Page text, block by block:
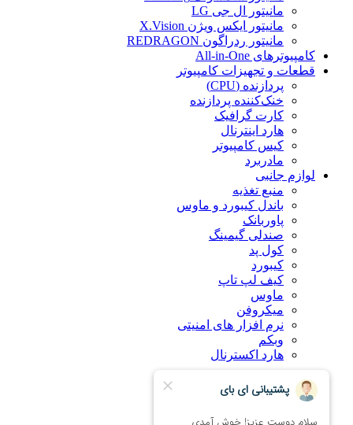
مانیتور ال جی LG
مانیتور ایکس ویژن X.Vision
مانیتور ردراگون REDRAGON
کامپیوترهای All-in-One
قطعات و تجهیزات کامپیوتر
پردازنده (CPU)
خنک‌کننده پردازنده
کارت گرافیک
هارد اینترنال
کیس کامپیوتر
مادربرد
لوازم جانبی
منبع تغذیه
باندل کیبورد و ماوس
پاوربانک
صندلی گیمینگ
کول پد
کیبورد
کیف لپ تاپ
ماوس
میکروفن
نرم افزار های امنیتی
وبکم
هارد اکسترنال
درباره ما
راهنمای خرید اینترنتی